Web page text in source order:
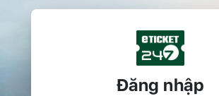
Tìm kiếm
Đăng nhập